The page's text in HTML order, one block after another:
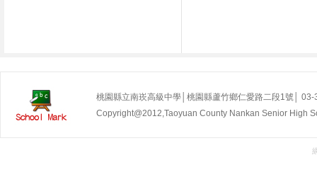
桃園縣立南崁高級中學│桃園縣蘆竹鄉仁愛路二段1號│
Copyright@2012,Taoyuan County Nankan Senior High